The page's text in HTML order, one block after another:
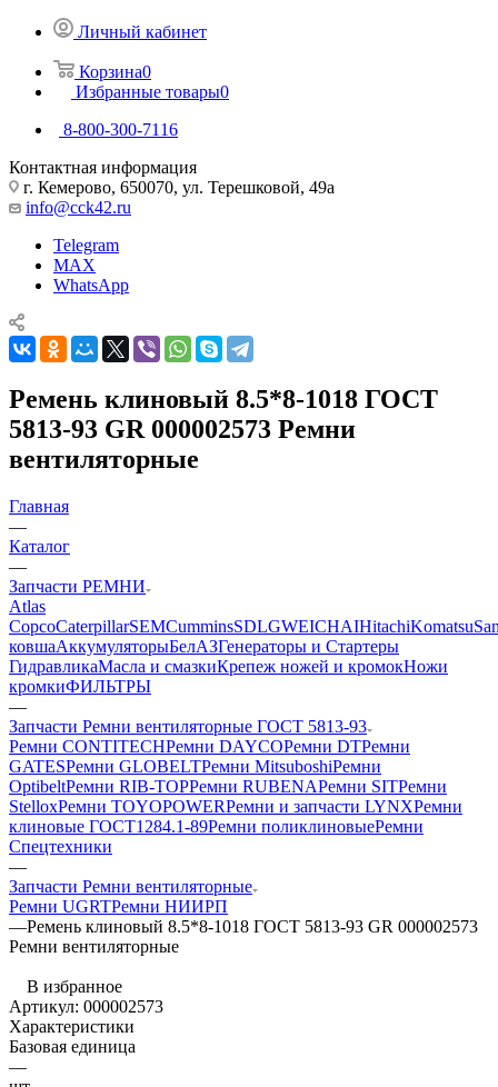
Личный кабинет
Корзина0
Избранные товары0
8-800-300-7116
Контактная информация
г. Кемерово, 650070, ул. Терешковой, 49а
info@cck42.ru
Telegram
MAX
WhatsApp
Ремень клиновый 8.5*8-1018 ГОСТ
5813-93 GR 000002573 Ремни
вентиляторные
Главная
—
Каталог
—
Запчасти РЕМНИ
Atlas
CopcoCaterpillarSEMCumminsSDLGWEICHAIHitachiKomatsu
ковшаАккумуляторыБелАЗГенераторы и Стартеры
ГидравликаМасла и смазкиКрепеж ножей и кромокНожи
кромкиФИЛЬТРЫ
—
Запчасти Ремни вентиляторные ГОСТ 5813-93
Ремни CONTITECHРемни DAYCOРемни DTРемни
GATESРемни GLOBELTРемни MitsuboshiРемни
OptibeltРемни RIB-TOPРемни RUBENAРемни SITРемни
StelloxРемни TOYOPOWERРемни и запчасти LYNXРемни
клиновые ГОСТ1284.1-89Ремни поликлиновыеРемни
Спецтехники
—
Запчасти Ремни вентиляторные
Ремни UGRTРемни НИИРП
—Ремень клиновый 8.5*8-1018 ГОСТ 5813-93 GR 000002573
Ремни вентиляторные
В избранное
Артикул: 000002573
Характеристики
Базовая единица
—